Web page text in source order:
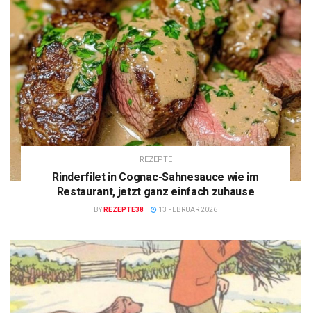
REZEPTE
Rinderfilet in Cognac-Sahnesauce wie im
Restaurant, jetzt ganz einfach zuhause
BY REZEPTE38 13 FEBRUAR 2026